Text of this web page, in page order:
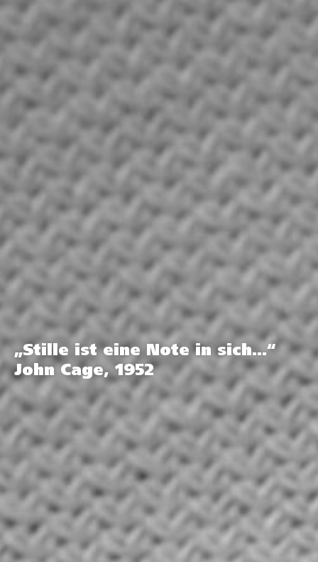
„Stille ist eine Note in sich…“
John Cage, 1952